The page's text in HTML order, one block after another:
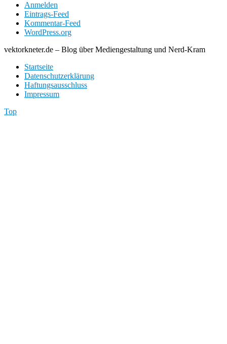
Anmelden
Eintrags-Feed
Kommentar-Feed
WordPress.org
vektorkneter.de – Blog über Mediengestaltung und Nerd-Kram
Startseite
Datenschutzerklärung
Haftungsausschluss
Impressum
Top